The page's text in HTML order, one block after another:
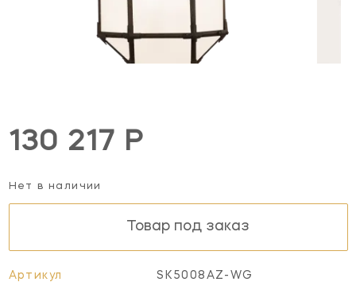
130 217 Р
Нет в наличии
Товар под заказ
Артикул SK5008AZ-WG